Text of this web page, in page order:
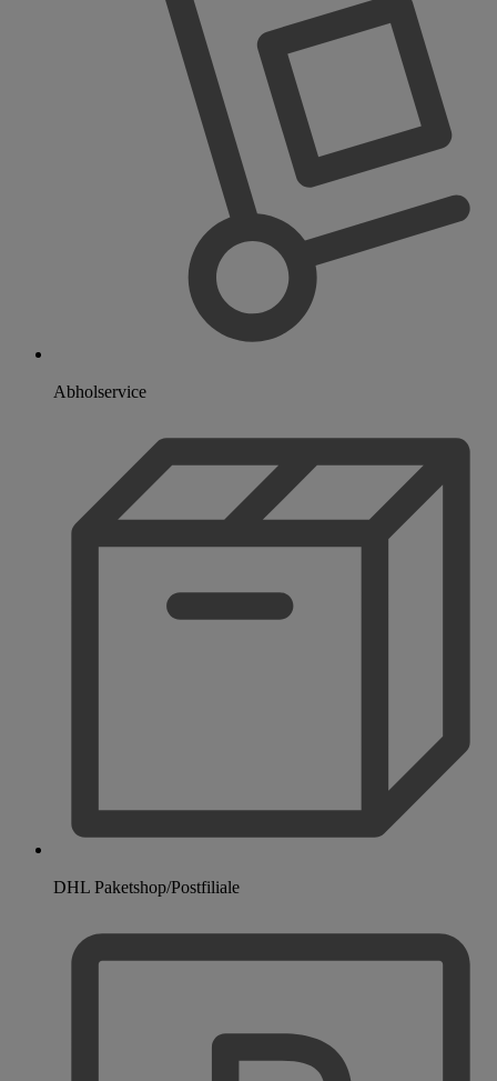
Abholservice
DHL Paketshop/Postfiliale